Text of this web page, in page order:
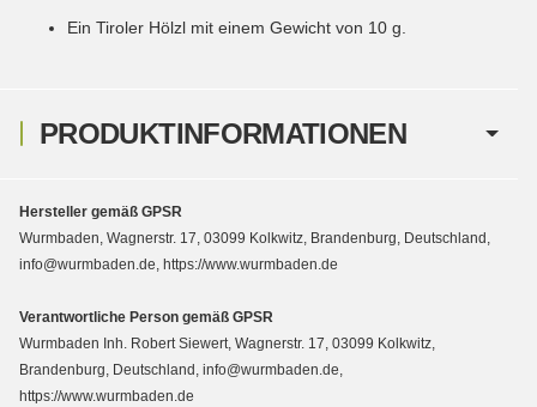
PRODUKTINFORMATIONEN
Ein Tiroler Hölzl mit einem Gewicht von 10 g.
Hersteller gemäß GPSR
Wurmbaden, Wagnerstr. 17, 03099 Kolkwitz, Brandenburg, Deutschland,
info@wurmbaden.de, https://www.wurmbaden.de
Verantwortliche Person gemäß GPSR
Wurmbaden Inh. Robert Siewert, Wagnerstr. 17, 03099 Kolkwitz,
Brandenburg, Deutschland, info@wurmbaden.de,
https://www.wurmbaden.de